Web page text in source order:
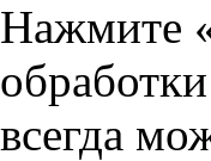
Нажмите
всегда